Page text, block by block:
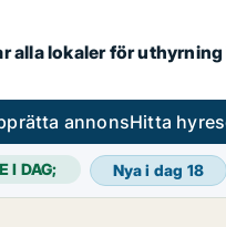
alla lokaler för
annonsHitta
I DAG; Nya i dag 18